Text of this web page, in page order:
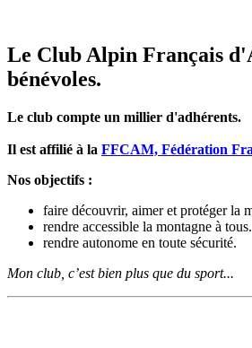
Le Club Alpin Français
bénévoles.
Le club compte un millier d'adhérents.
Il est affilié à la FFCAM, Fédération
Nos objectifs :
faire découvrir, aimer et protéger la
rendre accessible la montagne à tous.
rendre autonome en toute sécurité.
Mon club, c’est bien plus que du sport...